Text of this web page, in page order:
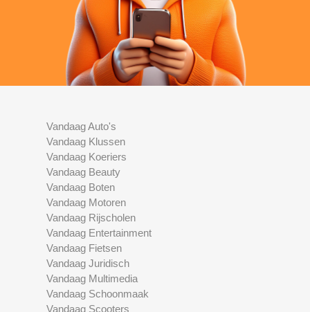
Vandaag Auto's
Vandaag Klussen
Vandaag Koeriers
Vandaag Beauty
Vandaag Boten
Vandaag Motoren
Vandaag Rijscholen
Vandaag Entertainment
Vandaag Fietsen
Vandaag Juridisch
Vandaag Multimedia
Vandaag Schoonmaak
Vandaag Scooters